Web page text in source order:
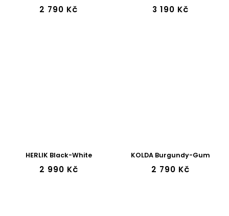
2 790 Kč 3 190 Kč
HERLIK Black-White
2 990 Kč
KOLDA Burgundy-Gum
2 790 Kč